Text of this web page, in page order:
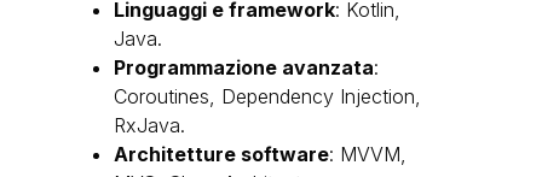
Linguaggi e framework: Kotlin,
Java.
Programmazione avanzata:
Coroutines, Dependency Injection,
RxJava.
Architetture software: MVVM,